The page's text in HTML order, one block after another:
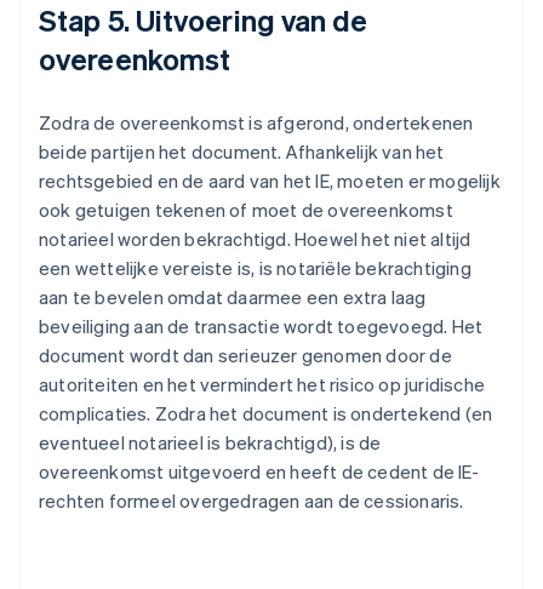
Stap 5. Uitvoering van de
overeenkomst
Zodra de overeenkomst is afgerond, ondertekenen
beide partijen het document. Afhankelijk van het
rechtsgebied en de aard van het IE, moeten er mogelijk
ook getuigen tekenen of moet de overeenkomst
notarieel worden bekrachtigd. Hoewel het niet altijd
een wettelijke vereiste is, is notariële bekrachtiging
aan te bevelen omdat daarmee een extra laag
beveiliging aan de transactie wordt toegevoegd. Het
document wordt dan serieuzer genomen door de
autoriteiten en het vermindert het risico op juridische
complicaties. Zodra het document is ondertekend (en
eventueel notarieel is bekrachtigd), is de
overeenkomst uitgevoerd en heeft de cedent de IE-
rechten formeel overgedragen aan de cessionaris.